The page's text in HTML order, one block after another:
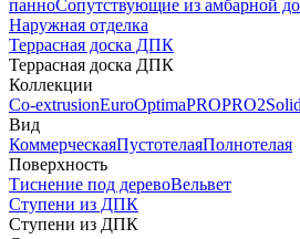
панноСопутствующие из амбарной
Наружная отделка
Террасная доска ДПК
Террасная доска ДПК
Коллекции
Co-extrusionEuroOptimaPROPRO2
Вид
КоммерческаяПустотелаяПолнотелая
Поверхность
Тиснение под деревоВельвет
Ступени из ДПК
Ступени из ДПК